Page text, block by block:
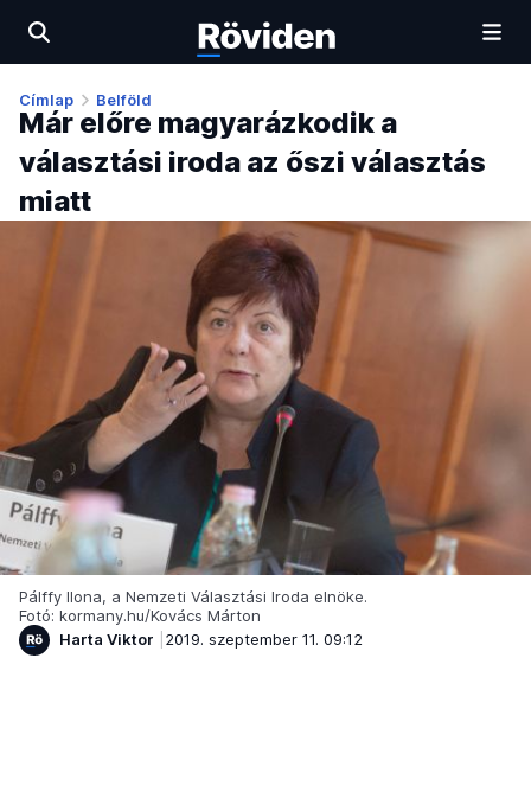
Címlap Belföld
Már előre magyarázkodik a
választási iroda az őszi választás
miatt
Pálffy Ilona, a Nemzeti Választási Iroda elnöke.
Fotó: kormany.hu/Kovács Márton
Harta Viktor
2019. szeptember 11. 09:12